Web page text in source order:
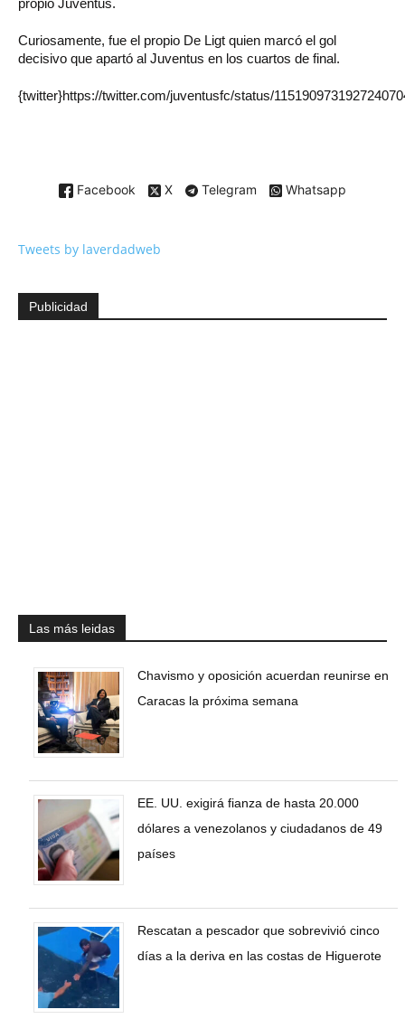
Curiosamente, fue el propio De Ligt quien marcó el gol
decisivo que apartó al Juventus en los cuartos de final.
{twitter}https://twitter.com/juventusfc/status/
Facebook X Telegram Whatsapp
Tweets by laverdadweb
Publicidad
Las más leidas
Chavismo y oposición acuerdan reunirse en
Caracas la próxima semana
EE. UU. exigirá fianza de hasta 20.000
dólares a venezolanos y ciudadanos de 49
países
Rescatan a pescador que sobrevivió cinco
días a la deriva en las costas de Higuerote